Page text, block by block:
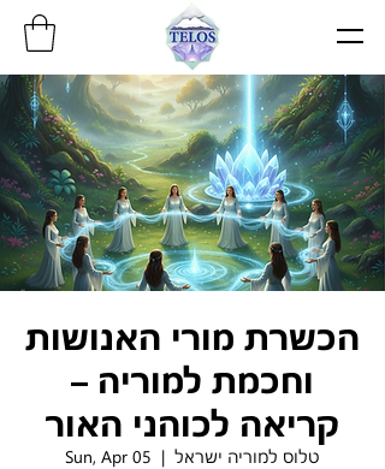
הכשרת מורי האנושות
וחכמת למוריה –
קריאה לכוהני האור
Sun, Apr 05
  |
טלוס למוריה ישראל